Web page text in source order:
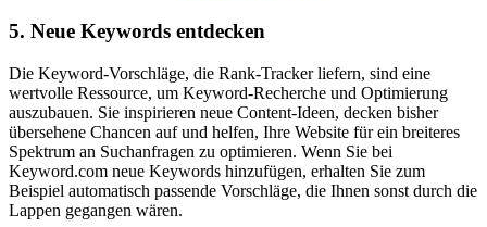
5. Neue Keywords entdecken
Die Keyword-Vorschläge, die Rank-Tracker liefern, sind eine
wertvolle Ressource, um Keyword-Recherche und Optimierung
auszubauen. Sie inspirieren neue Content-Ideen, decken bisher
übersehene Chancen auf und helfen, Ihre Website für ein breiteres
Spektrum an Suchanfragen zu optimieren. Wenn Sie bei
Keyword.com neue Keywords hinzufügen, erhalten Sie zum
Beispiel automatisch passende Vorschläge, die Ihnen sonst durch die
Lappen gegangen wären.